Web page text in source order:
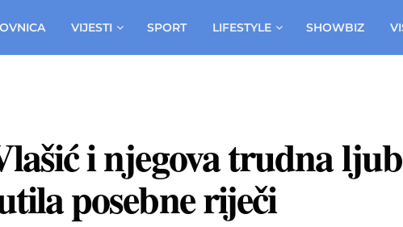
VIJESTI SPORT LIFESTYLE SHOWBIZ
i njegova trudna
posebne riječi